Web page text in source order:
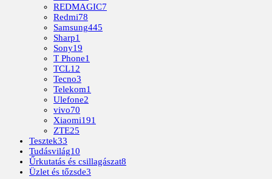
REDMAGIC7
Redmi78
Samsung445
Sharp1
Sony19
T Phone1
TCL12
Tecno3
Telekom1
Ulefone2
vivo70
Xiaomi191
ZTE25
Tesztek33
Tudásvilág10
Űrkutatás és csillagászat8
Üzlet és tőzsde3